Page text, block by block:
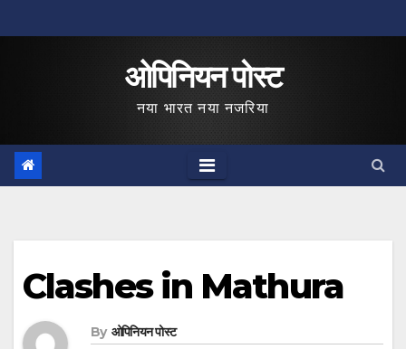
to
ओपिनियन पोस्ट
नया भारत नया नजरिया
Clashes in Mathura
By ओपिनियन पोस्ट